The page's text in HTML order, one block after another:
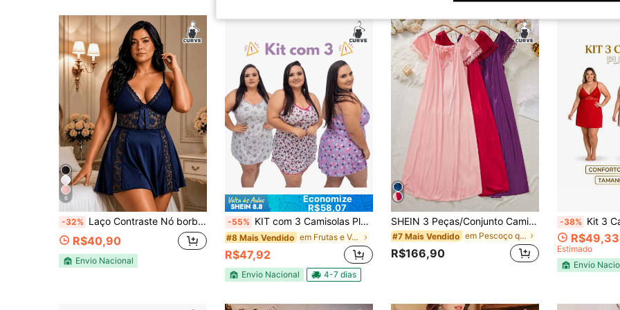
6
-32% Laço Contraste Nó borboleta Sem Mangas Curto Comprimento de Joelho
R$40,90
Envio Nacional
Economize
R$58,07
-55% KIT com 3 Camisolas Plus Size Vestido de Dormir Extra Grande Camisola XGG
#8 Mais Vendido em Frutas e Vegetais Vestidos de dormir plus size
R$47,92
Envio Nacional 4-7 dias
SHEIN 3 Peças/Conjunto Camisola Plus Size em Cor Sólida
#7 Mais Vendido em Pescoço quadrado Vestidos de dormir plus size
R$166,90
-38% Kit 3 Camisola Sensual
R$49,33
Estimado
Envio